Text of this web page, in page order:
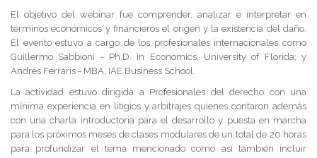
El objetivo del webinar fue comprender, analizar e interpretar en
términos económicos y financieros el origen y la existencia del daño.
El evento estuvo a cargo de los profesionales internacionales como
Guillermo Sabbioni - Ph.D. in Economics, University of Florida; y
Andrés Ferraris - MBA, IAE Business School.
La actividad estuvo dirigida a Profesionales del derecho con una
mínima experiencia en litigios y arbitrajes quienes contaron además
con una charla introductoria para el desarrollo y puesta en marcha
para los próximos meses de clases modulares de un total de 20 horas
para profundizar el tema mencionado como así también incluir